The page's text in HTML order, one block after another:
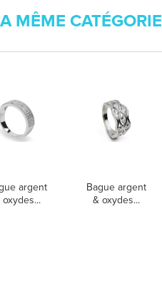
MÊME CATÉGORIE
argent
oxydes...
Bague argent
& oxydes...